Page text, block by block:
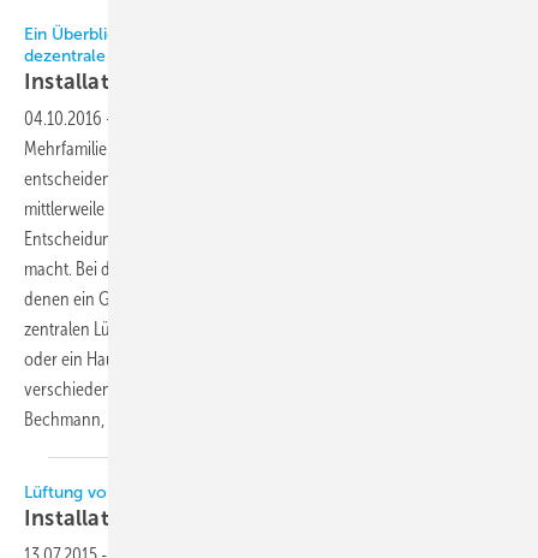
Ein Überblick für Installateure und Planer: Zentrale oder
dezentrale Lüftung?
Installation, Kosten und Akustik
04.10.2016 -
Mehrfamilienhäusern spielt die Lüftungstechnik zunehmend eine
entscheidende Rolle. Hier sieht sich der Installateur oder Planer
mittlerweile einer Vielzahl von Optionen gegenüber, was die
Entscheidung für das richtige“ System zunächst nicht einfacher
macht. Bei der Wahl zwischen dezentralen Lüftungssystemen, bei
denen ein Gerät in die Außenwand eines Raumes installiert wird, und
zentralen Lüftungsgeräten, bei welchen eine gesamte Wohneinheit
oder ein Haus zu einem Lüftungssystem verbunden wird, sind die
verschiedenen Anforderungen der Bewohner zu beachten.
Bechmann,
Lüftung von Industriehallen und Werkstätten
Installation schnell